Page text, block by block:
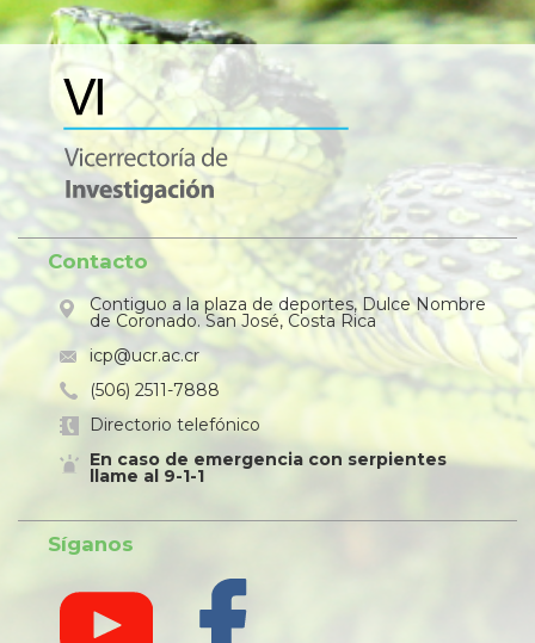
Contacto
Contiguo a la plaza de deportes, Dulce Nombre
de Coronado. San José, Costa Rica
icp@ucr.ac.cr
(506) 2511-7888
Directorio telefónico
En caso de emergencia con serpientes
llame al 9-1-1
Síganos